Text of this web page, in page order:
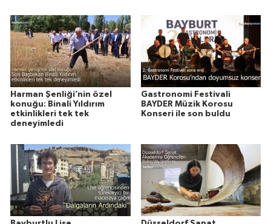
Harman Şenliği’nin özel
konuğu: Binali Yıldırım
etkinlikleri tek tek
deneyimledi
Gastronomi Festivali
BAYDER Müzik Korosu
Konseri ile son buldu